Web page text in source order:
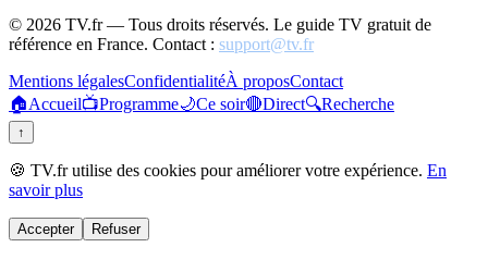
© 2026 TV.fr — Tous droits réservés. Le guide TV gratuit de
référence en France. Contact : support@tv.fr
Mentions légalesConfidentialitéÀ proposContact
🏠Accueil📺Programme🌙Ce soir🔴Direct🔍Recherche
↑
🍪 TV.fr utilise des cookies pour améliorer votre expérience. En
savoir plus
Accepter Refuser